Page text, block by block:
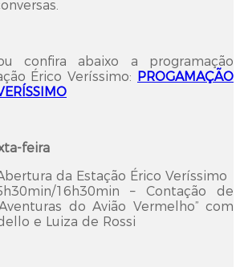
confira abaixo a programação
Érico Veríssimo: PROGAMAÇÃO
feira
da Estação Érico Veríssimo
16h30min – Contação de
do Avião Vermelho” com
e Luiza de Rossi